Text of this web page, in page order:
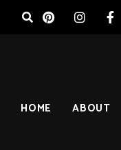
ABOUT
HOME